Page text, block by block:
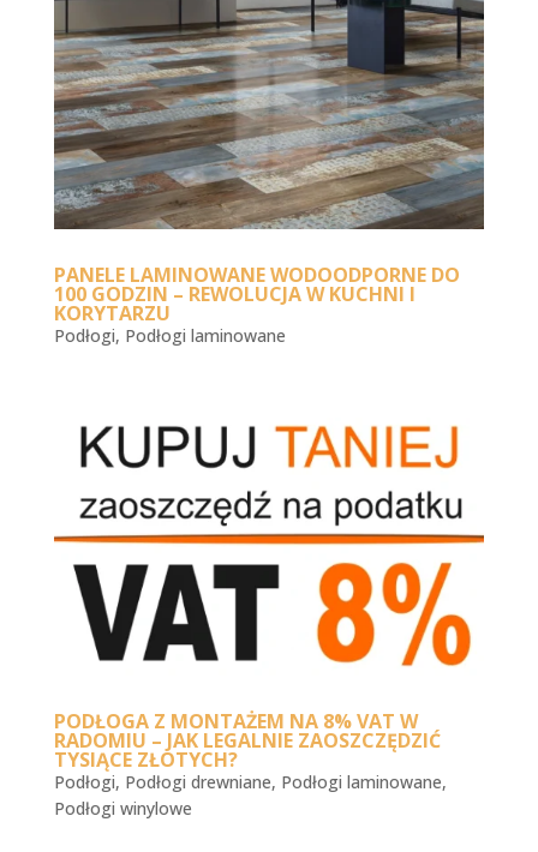
PANELE LAMINOWANE WODOODPORNE DO
100 GODZIN – REWOLUCJA W KUCHNI I
KORYTARZU
Podłogi, Podłogi laminowane
PODŁOGA Z MONTAŻEM NA 8% VAT W
RADOMIU – JAK LEGALNIE ZAOSZCZĘDZIĆ
TYSIĄCE ZŁOTYCH?
Podłogi, Podłogi drewniane, Podłogi laminowane,
Podłogi winylowe